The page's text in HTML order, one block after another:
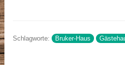
Schlagworte: Bruker-Haus